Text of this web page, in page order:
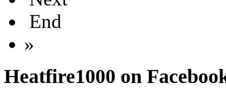
End
»
Heatfire1000 on